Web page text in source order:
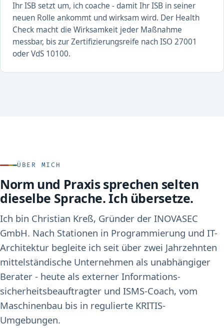
Ihr ISB setzt um, ich coache - damit Ihr ISB in seiner
neuen Rolle ankommt und wirksam wird. Der Health
Check macht die Wirksamkeit jeder Maßnahme
messbar, bis zur Zertifizierungsreife nach ISO 27001
oder VdS 10100.
ÜBER MICH
Norm und Praxis sprechen selten
dieselbe Sprache. Ich übersetze.
Ich bin Christian Kreß, Gründer der INOVASEC
GmbH. Nach Stationen in Programmierung und IT-
Architektur begleite ich seit über zwei Jahrzehnten
mittelständische Unternehmen als unabhängiger
Berater - heute als externer Informations­
sicherheits­beauftragter und ISMS-Coach, vom
Maschinenbau bis in regulierte KRITIS-
Umgebungen.